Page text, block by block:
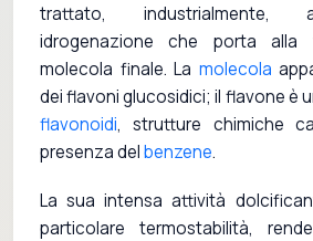
trattato, industrialmente,
idrogenazione che porta alla
molecola finale. La molecola
dei flavoni glucosidici; il flavone è
flavonoidi, strutture chimiche
presenza delbenzene.
La sua intensa attività
particolare termostabilità,